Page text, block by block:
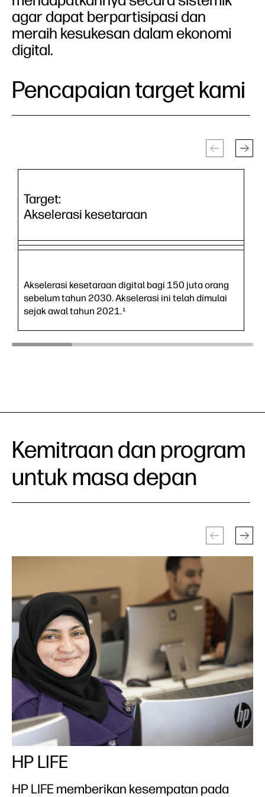
agar dapat berpartisipasi dan
meraih kesukesan dalam ekonomi
digital.
Pencapaian target kami
Target:
Akselerasi kesetaraan
Akselerasi kesetaraan digital bagi 150 juta orang
sebelum tahun 2030. Akselerasi ini telah dimulai
sejak awal tahun 2021.1
Kemitraan dan program
untuk masa depan
HP LIFE
HP LIFE memberikan kesempatan pada